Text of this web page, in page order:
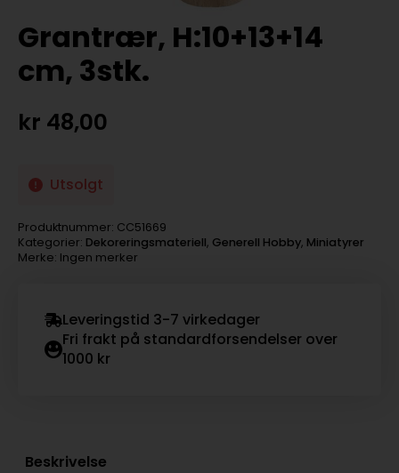
Grantrær, H:10+13+14
cm, 3stk.
kr 48,00
Utsolgt
Produktnummer: CC51669
Kategorier: Dekoreringsmateriell, Generell Hobby, Miniatyrer
Merke: Ingen merker
Leveringstid 3-7 virkedager
Fri frakt på standardforsendelser over
1000 kr
Beskrivelse